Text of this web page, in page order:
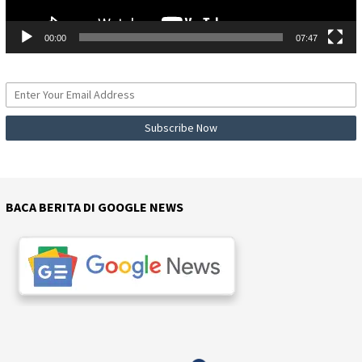
00:00 07:47
BACA BERITA DI GOOGLE NEWS